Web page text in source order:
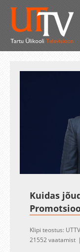
Unmute
9.66%
Kuidas
Klipi teostus: UTTV
21552 vaatamist